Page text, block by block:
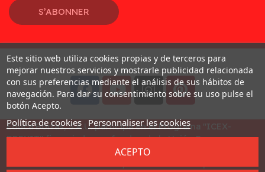
S’ABONNER
Desarrollado porAddis
Educa Borras, S.A.U. participa en el Programa "ICEX-
BREXIT" financiado por fondos de la Unión Europea, para
mitigar las consecuencias adversas de la retirada del
Este sitio web utiliza cookies propias y de terceros para
mejorar nuestros servicios y mostrarle publicidad relacionada
con sus preferencias mediante el análisis de sus hábitos de
navegación. Para dar su consentimiento sobre su uso pulse el
botón Acepto.
Política de cookies Personnaliser les cookies
ACEPTO